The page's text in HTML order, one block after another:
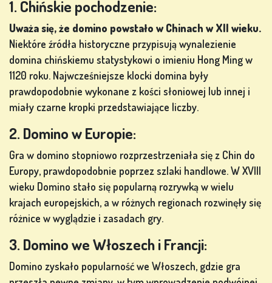
GRY W
POKERA
GRY Z
AUTOMATÓW
ZAREJESTRUJ
1. Chińskie pochodzenie:
Uważa się, że domino powstało w Chinach w XII wieku.
Niektóre źródła historyczne przypisują wynalezienie
domina chińskiemu statystykowi o imieniu Hong Ming w
1120 roku. Najwcześniejsze klocki domina były
prawdopodobnie wykonane z kości słoniowej lub innej i
miały czarne kropki przedstawiające liczby.
2. Domino w Europie:
Gra w domino stopniowo rozprzestrzeniała się z Chin do
Europy, prawdopodobnie poprzez szlaki handlowe. W XVIII
wieku Domino stało się popularną rozrywką w wielu
krajach europejskich, a w różnych regionach rozwinęły się
różnice w wyglądzie i zasadach gry.
3. Domino we Włoszech i Francji:
Domino zyskało popularność we Włoszech, gdzie gra